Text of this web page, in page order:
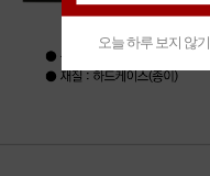
오늘 하루 보지 않기